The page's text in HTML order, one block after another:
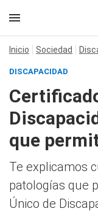
Inicio Sociedad
DISCAPACIDAD
que
Te explicamos
patologías que
Único de